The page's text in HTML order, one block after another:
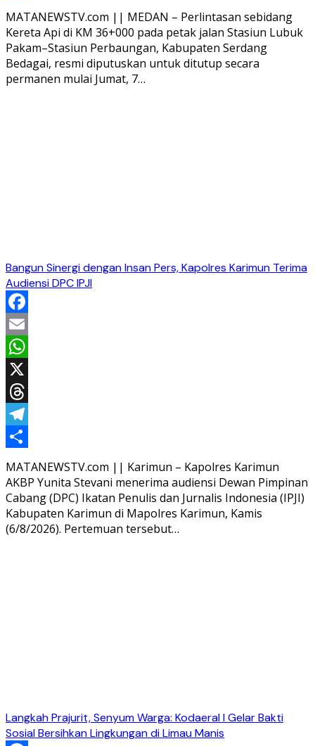
Share
MATANEWSTV.com || MEDAN – Perlintasan sebidang
Kereta Api di KM 36+000 pada petak jalan Stasiun Lubuk
Pakam–Stasiun Perbaungan, Kabupaten Serdang
Bedagai, resmi diputuskan untuk ditutup secara
permanen mulai Jumat, 7…
Bangun Sinergi dengan Insan Pers, Kapolres Karimun Terima
Audiensi DPC IPJI
Facebook
Email
WhatsApp
X
Threads
Telegram
Share
MATANEWSTV.com || Karimun – Kapolres Karimun
AKBP Yunita Stevani menerima audiensi Dewan Pimpinan
Cabang (DPC) Ikatan Penulis dan Jurnalis Indonesia (IPJI)
Kabupaten Karimun di Mapolres Karimun, Kamis
(6/8/2026). Pertemuan tersebut…
Langkah Prajurit, Senyum Warga: Kodaeral I Gelar Bakti
Sosial Bersihkan Lingkungan di Limau Manis